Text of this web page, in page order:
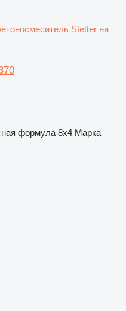
Stetter на
формула 8x4 Марка